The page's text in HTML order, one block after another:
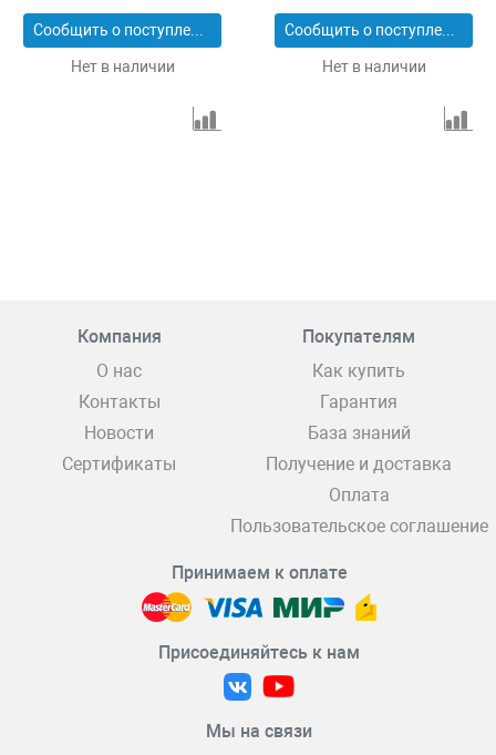
Сообщить о поступлении
Нет в наличии
Сообщить о поступлении
Нет в наличии
Компания
О нас
Контакты
Новости
Сертификаты
Покупателям
Как купить
Гарантия
База знаний
Получение и доставка
Оплата
Пользовательское соглашение
Принимаем к оплате
Присоединяйтесь к нам
Мы на связи